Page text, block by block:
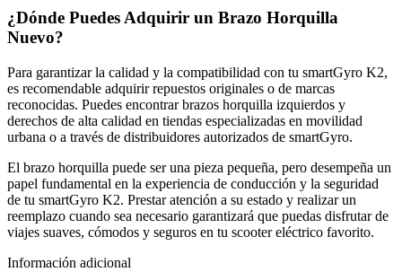
¿Dónde Puedes Adquirir un Brazo Horquilla
Nuevo?
Para garantizar la calidad y la compatibilidad con tu smartGyro K2,
es recomendable adquirir repuestos originales o de marcas
reconocidas. Puedes encontrar brazos horquilla izquierdos y
derechos de alta calidad en tiendas especializadas en movilidad
urbana o a través de distribuidores autorizados de smartGyro.
El brazo horquilla puede ser una pieza pequeña, pero desempeña un
papel fundamental en la experiencia de conducción y la seguridad
de tu smartGyro K2. Prestar atención a su estado y realizar un
reemplazo cuando sea necesario garantizará que puedas disfrutar de
viajes suaves, cómodos y seguros en tu scooter eléctrico favorito.
Información adicional